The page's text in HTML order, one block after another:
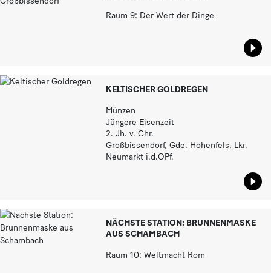
Raum 9: Der Wert der Dinge
KELTISCHER GOLDREGEN
Münzen
Jüngere Eisenzeit
2. Jh. v. Chr.
Großbissendorf, Gde. Hohenfels, Lkr.
Neumarkt i.d.OPf.
NÄCHSTE STATION: BRUNNENMASKE
AUS SCHAMBACH
Raum 10: Weltmacht Rom